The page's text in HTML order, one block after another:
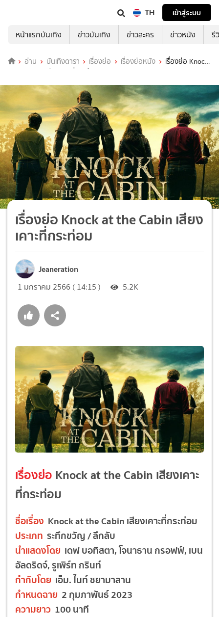
TH
เข้าสู่ระบบ
หน้าแรกบันเทิง
ข่าวบันเทิง ข่าวละคร ข่าวหนัง รี
อ่าน บันเทิงดารา เรื่องย่อ เรื่องย่อหนัง
เรื่องย่อ Knock
at the Cabin เสียงเคาะที่กระท่อม
เรื่องย่อ Knock at the Cabin เสียง
เคาะที่กระท่อม
Jeaneration
1 มกราคม 2566 ( 14:15 ) 5.2K
เรื่องย่อ Knock at the Cabin เสียงเคาะ
ที่กระท่อม
ชื่อเรื่อง Knock at the Cabin เสียงเคาะที่กระท่อม
ประเภท ระทึกขวัญ / ลึกลับ
นำแสดงโดย เดฟ บอทิสตา, โจนาธาน กรอฟฟ์, เบน
อัลดริดจ์, รูเพิร์ท กรินท์
กำกับโดย เอ็ม. ไนท์ ชยามาลาน
กำหนดฉาย 2 กุมภาพันธ์ 2023
ความยาว 100 นาที